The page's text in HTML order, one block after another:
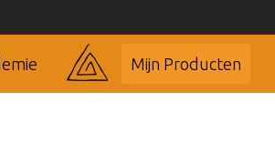
Mijn Producten